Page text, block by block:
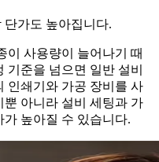
단가도 높아집니다.
이 사용량이 늘어나기 때
준을 넘으면 일반 설비
인쇄기와 가공 장비를 사
아니라 설비 세팅과 가
높아질 수 있습니다.